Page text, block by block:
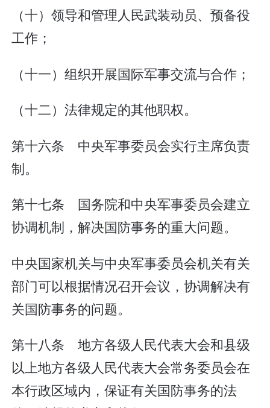
（十）领导和管理人民武装动员、预备役
工作；
（十一）组织开展国际军事交流与合作；
（十二）法律规定的其他职权。
第十六条 中央军事委员会实行主席负责
制。
第十七条 国务院和中央军事委员会建立
协调机制，解决国防事务的重大问题。
中央国家机关与中央军事委员会机关有关
部门可以根据情况召开会议，协调解决有
关国防事务的问题。
第十八条 地方各级人民代表大会和县级
以上地方各级人民代表大会常务委员会在
本行政区域内，保证有关国防事务的法